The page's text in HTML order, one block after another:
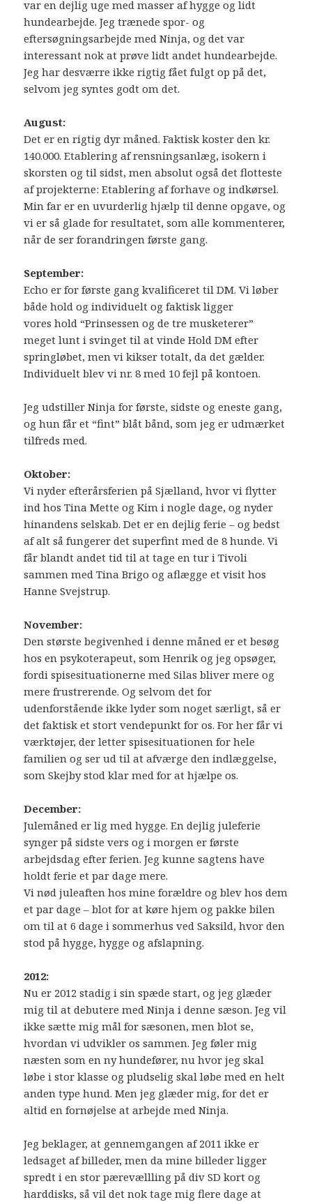
var en dejlig uge med masser af hygge og lidt
hundearbejde. Jeg trænede spor- og
eftersøgningsarbejde med Ninja, og det var
interessant nok at prøve lidt andet hundearbejde.
Jeg har desværre ikke rigtig fået fulgt op på det,
selvom jeg syntes godt om det.
August:
Det er en rigtig dyr måned. Faktisk koster den kr.
140.000. Etablering af rensningsanlæg, isokern i
skorsten og til sidst, men absolut også det flotteste
af projekterne: Etablering af forhave og indkørsel.
Min far er en uvurderlig hjælp til denne opgave, og
vi er så glade for resultatet, som alle kommenterer,
når de ser forandringen første gang.
September:
Echo er for første gang kvalificeret til DM. Vi løber
både hold og individuelt og faktisk ligger
vores hold “Prinsessen og de tre musketerer”
meget lunt i svinget til at vinde Hold DM efter
springløbet, men vi kikser totalt, da det gælder.
Individuelt blev vi nr. 8 med 10 fejl på kontoen.
Jeg udstiller Ninja for første, sidste og eneste gang,
og hun får et “fint” blåt bånd, som jeg er udmærket
tilfreds med.
Oktober:
Vi nyder efterårsferien på Sjælland, hvor vi flytter
ind hos Tina Mette og Kim i nogle dage, og nyder
hinandens selskab. Det er en dejlig ferie – og bedst
af alt så fungerer det superfint med de 8 hunde. Vi
får blandt andet tid til at tage en tur i Tivoli
sammen med Tina Brigo og aflægge et visit hos
Hanne Svejstrup.
November:
Den største begivenhed i denne måned er et besøg
hos en psykoterapeut, som Henrik og jeg opsøger,
fordi spisesituationerne med Silas bliver mere og
mere frustrerende. Og selvom det for
udenforstående ikke lyder som noget særligt, så er
det faktisk et stort vendepunkt for os. For her får vi
værktøjer, der letter spisesituationen for hele
familien og ser ud til at afværge den indlæggelse,
som Skejby stod klar med for at hjælpe os.
December:
Julemåned er lig med hygge. En dejlig juleferie
synger på sidste vers og i morgen er første
arbejdsdag efter ferien. Jeg kunne sagtens have
holdt ferie et par dage mere.
Vi nød juleaften hos mine forældre og blev hos dem
et par dage – blot for at køre hjem og pakke bilen
om til at 6 dage i sommerhus ved Saksild, hvor den
stod på hygge, hygge og afslapning.
2012:
Nu er 2012 stadig i sin spæde start, og jeg glæder
mig til at debutere med Ninja i denne sæson. Jeg vil
ikke sætte mig mål for sæsonen, men blot se,
hvordan vi udvikler os sammen. Jeg føler mig
næsten som en ny hundefører, nu hvor jeg skal
løbe i stor klasse og pludselig skal løbe med en helt
anden type hund. Men jeg glæder mig, for det er
altid en fornøjelse at arbejde med Ninja.
Jeg beklager, at gennemgangen af 2011 ikke er
ledsaget af billeder, men da mine billeder ligger
spredt i en stor pærevællling på div SD kort og
harddisks, så vil det nok tage mig flere dage at